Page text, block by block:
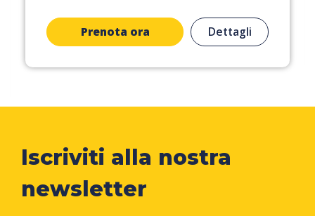
Prenota ora Dettagli
Iscriviti alla nostra
newsletter